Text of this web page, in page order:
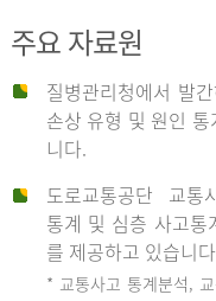
사
주요 자료원
질병관리청에서 발
손상 유형 및 원인
니다.
도로교통공단 교통
통계 및 심층 사고통
를 제공하고 있습니
* 교통사고 통계분석,